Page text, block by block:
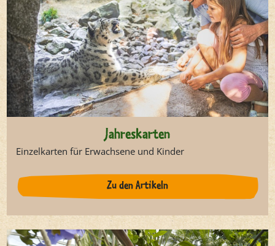
Jahreskarten
Einzelkarten für Erwachsene und Kinder
Zu den Artikeln